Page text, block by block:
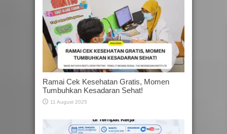
Ramai Cek Kesehatan Gratis, Momen
Tumbuhkan Kesadaran Sehat!
11 August 2025